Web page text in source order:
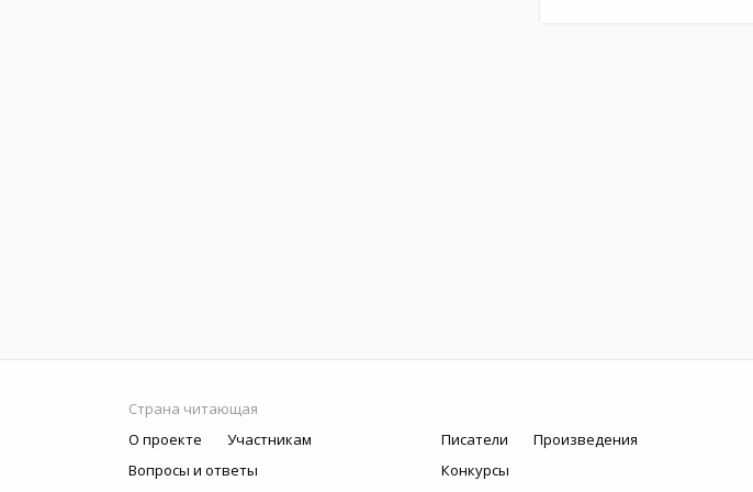
Страна читающая
О проекте
Участникам
Вопросы и ответы
Писатели
Произведения
Конкурсы